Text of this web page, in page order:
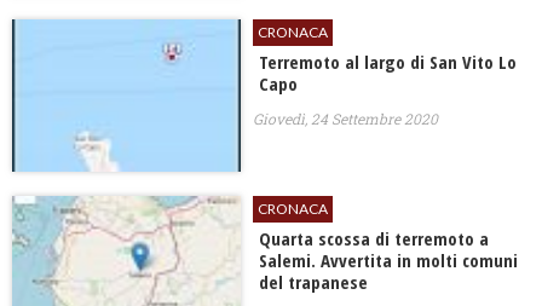
CRONACA
Terremoto al largo di San Vito Lo
Capo
Giovedì, 24 Settembre 2020
CRONACA
Quarta scossa di terremoto a
Salemi. Avvertita in molti comuni
del trapanese